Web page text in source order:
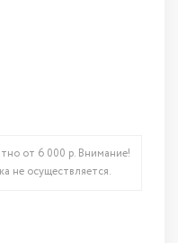
от 6 000 р. Внимание!
не осуществляется.